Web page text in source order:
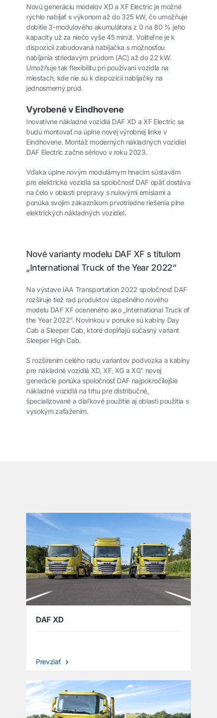
Novú generáciu modelov XD a XF Electric je možné
rýchlo nabíjať s výkonom až do 325 kW, čo umožňuje
dobitie 3-modulového akumulátora z 0 na 80 % jeho
kapacity už za niečo vyše 45 minút. Voliteľne je k
dispozícii zabudovaná nabíjačka s možnosťou
nabíjania striedavým prúdom (AC) až do 22 kW.
Umožňuje tak flexibilitu pri používaní vozidla na
miestach, kde nie sú k dispozícii nabíjačky na
jednosmerný prúd.
Vyrobené v Eindhovene
Inovatívne nákladné vozidlá DAF XD a XF Electric sa
budú montovať na úplne novej výrobnej linke v
Eindhovene. Montáž moderných nákladných vozidiel
DAF Electric začne sériovo v roku 2023.
Vďaka úplne novým modulárnym hnacím sústavám
pre elektrické vozidlá sa spoločnosť DAF opäť dostáva
na čelo v oblasti prepravy s nulovými emisiami a
ponúka svojim zákazníkom prvotriedne riešenia plne
elektrických nákladných vozidiel.
Nové varianty modelu DAF XF s titulom
„International Truck of the Year 2022“
Na výstave IAA Transportation 2022 spoločnosť DAF
rozširuje tiež rad produktov úspešného nového
modelu DAF XF oceneného ako „International Truck of
the Year 2022“. Novinkou v ponuke sú kabíny Day
Cab a Sleeper Cab, ktoré dopĺňajú súčasný variant
Sleeper High Cab.
S rozšírením celého radu variantov podvozka a kabíny
pre nákladné vozidlá XD, XF, XG a XG⁺ novej
generácie ponúka spoločnosť DAF najpokročilejšie
nákladné vozidlá na trhu pre distribučné,
špecializované a diaľkové použitie aj oblasti použitia s
vysokým zaťažením.
DAF XD
Prevziať